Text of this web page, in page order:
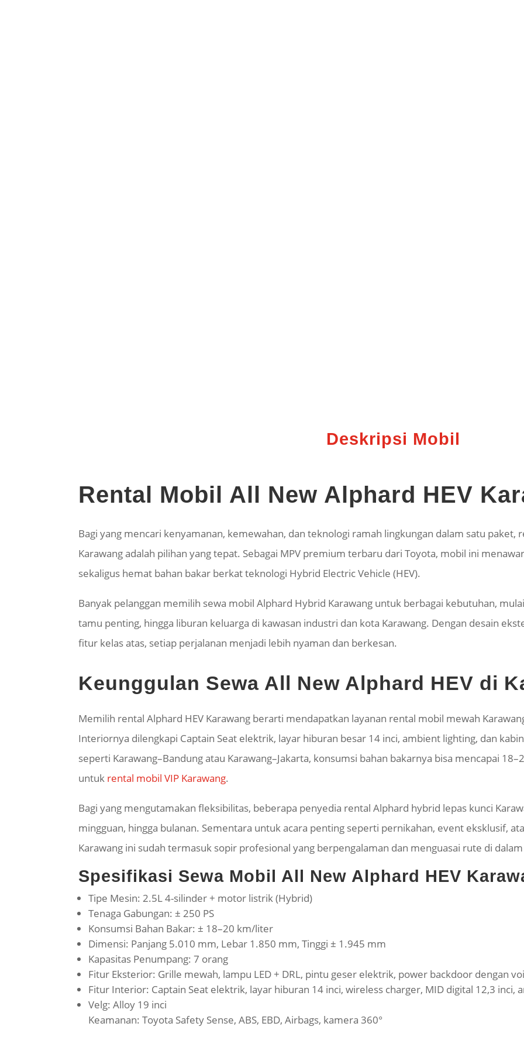
Deskripsi Mobil
Rental Mobil All New Alphard HEV
Bagi yang mencari kenyamanan, kemewahan, dan teknologi ramah lingkungan dalam satu paket,
Karawang adalah pilihan yang tepat. Sebagai MPV premium terbaru dari Toyota, mobil ini
sekaligus hemat bahan bakar berkat teknologi Hybrid Electric Vehicle (HEV).
Banyak pelanggan memilih sewa mobil Alphard Hybrid Karawang untuk berbagai kebutuhan,
tamu penting, hingga liburan keluarga di kawasan industri dan kota Karawang. Dengan desain
fitur kelas atas, setiap perjalanan menjadi lebih nyaman dan berkesan.
Keunggulan Sewa All New Alphard HEV di
Memilih rental Alphard HEV Karawang berarti mendapatkan layanan rental mobil mewah
Interiornya dilengkapi Captain Seat elektrik, layar hiburan besar 14 inci, ambient lighting, dan
seperti Karawang–Bandung atau Karawang–Jakarta, konsumsi bahan bakarnya bisa mencapai
untuk rental mobil VIP Karawang.
Bagi yang mengutamakan fleksibilitas, beberapa penyedia rental Alphard hybrid lepas kunci
mingguan, hingga bulanan. Sementara untuk acara penting seperti pernikahan, event eksklusif,
Karawang ini sudah termasuk sopir profesional yang berpengalaman dan menguasai rute di
Spesifikasi Sewa Mobil All New Alphard HEV
Tipe Mesin: 2.5L 4-silinder + motor listrik (Hybrid)
Tenaga Gabungan: ± 250 PS
Konsumsi Bahan Bakar: ± 18–20 km/liter
Dimensi: Panjang 5.010 mm, Lebar 1.850 mm, Tinggi ± 1.945 mm
Kapasitas Penumpang: 7 orang
Fitur Eksterior: Grille mewah, lampu LED + DRL, pintu geser elektrik, power backdoor dengan
Fitur Interior: Captain Seat elektrik, layar hiburan 14 inci, wireless charger, MID digital 12,3 inci,
Velg: Alloy 19 inci
Keamanan: Toyota Safety Sense, ABS, EBD, Airbags, kamera 360°